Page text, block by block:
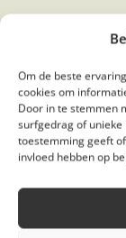
Om de beste
cookies om
Door in te stemmen
surfgedrag of unieke
toestemming geeft
invloed hebben op